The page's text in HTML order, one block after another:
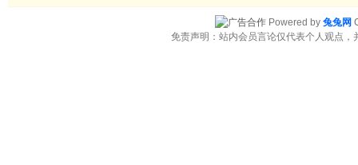
Powered by 兔兔网
免责声明：站内会员言论仅代表个人观点